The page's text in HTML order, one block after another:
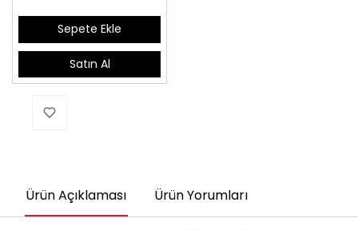
Sepete Ekle
Satın Al
Ürün Açıklaması Ürün Yorumları